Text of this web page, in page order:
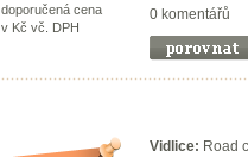
doporučená cena
v Kč vč. DPH
0 komentářů
Vidlice: Road